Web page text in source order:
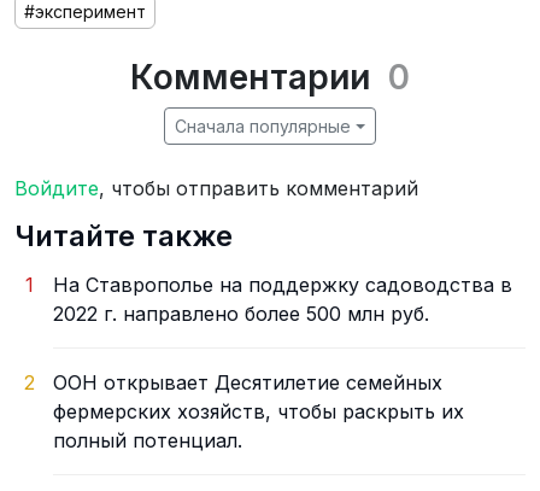
#эксперимент
Комментарии 0
Сначала популярные
Войдите, чтобы отправить комментарий
Читайте также
1
На Ставрополье на поддержку садоводства в
2022 г. направлено более 500 млн руб.
2
ООН открывает Десятилетие семейных
фермерских хозяйств, чтобы раскрыть их
полный потенциал.